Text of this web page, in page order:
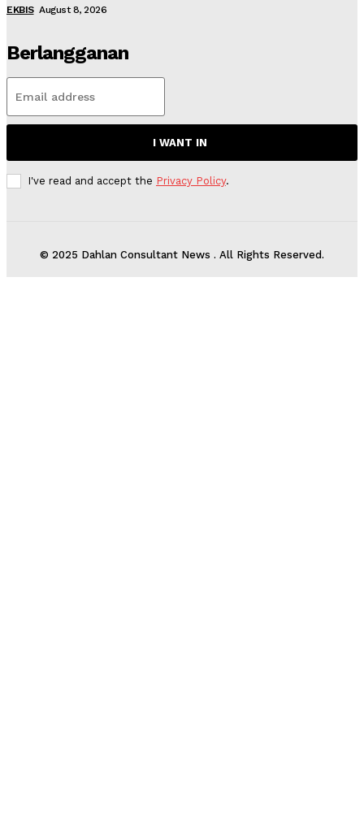
EKBIS August 8, 2026
Berlangganan
I WANT IN
I've read and accept the Privacy Policy.
© 2025 Dahlan Consultant News . All Rights Reserved.